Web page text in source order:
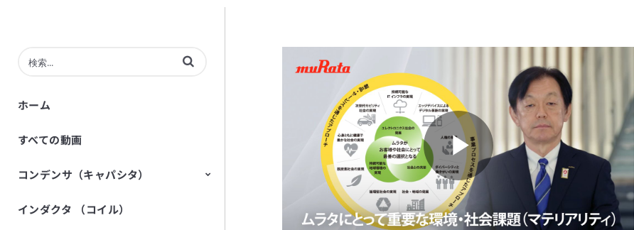
動画の検索語句を入力
ホーム
すべての動画
コンデンサ（キャパシタ）
セラミックコンデンサ（キャパシ
導電性高分子アルミ電解コンデン
バリアブルキャパシタ
シリコンキャパシタ（シリコンコ
インダクタ （コイル）
Play